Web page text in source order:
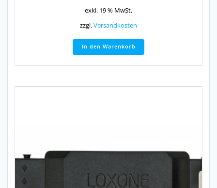
exkl. 19 % MwSt.
zzgl.Versandkosten
In den Warenkorb